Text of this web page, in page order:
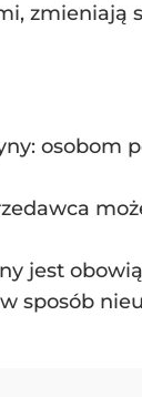
zmieniają
osobom
jest
sposób